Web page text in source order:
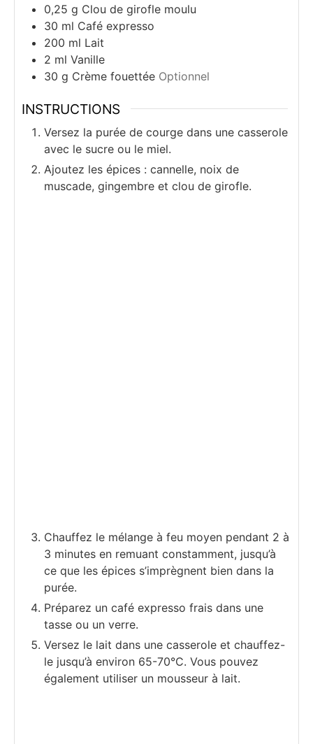
0,25 g Clou de girofle moulu
30 ml Café expresso
200 ml Lait
2 ml Vanille
30 g Crème fouettée Optionnel
INSTRUCTIONS
Versez la purée de courge dans une casserole
avec le sucre ou le miel.
Ajoutez les épices : cannelle, noix de
muscade, gingembre et clou de girofle.
Chauffez le mélange à feu moyen pendant 2 à
3 minutes en remuant constamment, jusqu’à
ce que les épices s’imprègnent bien dans la
purée.
Préparez un café expresso frais dans une
tasse ou un verre.
Versez le lait dans une casserole et chauffez-
le jusqu’à environ 65-70°C. Vous pouvez
également utiliser un mousseur à lait.